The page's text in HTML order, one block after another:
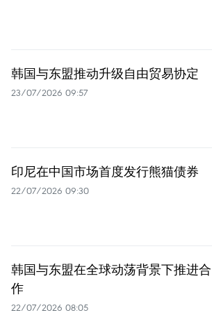
韩国与东盟推动升级自由贸易协定
23/07/2026 09:57
印尼在中国市场首度发行熊猫债券
22/07/2026 09:30
韩国与东盟在全球动荡背景下推进合
作
22/07/2026 08:05